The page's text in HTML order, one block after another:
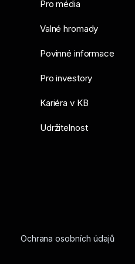
Pro média
Valné hromady
Povinné informace
Pro investory
Kariéra v KB
Udržitelnost
Ochrana osobních údajů